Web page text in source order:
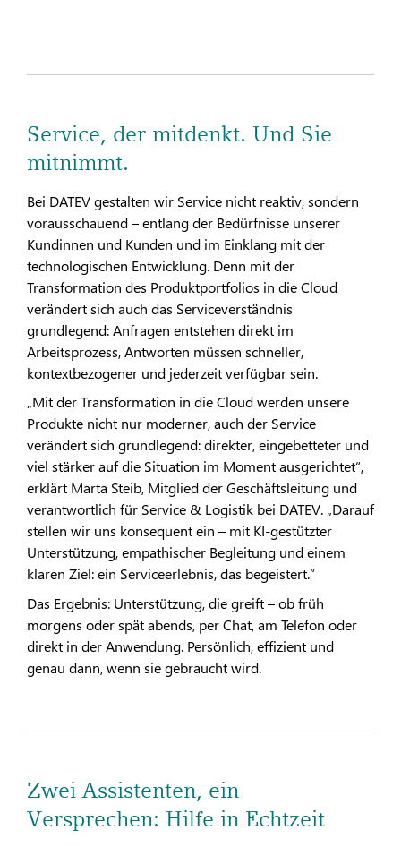
Service, der mitdenkt. Und Sie
mitnimmt.
Bei DATEV gestalten wir Service nicht reaktiv, sondern
vorausschauend – entlang der Bedürfnisse unserer
Kundinnen und Kunden und im Einklang mit der
technologischen Entwicklung. Denn mit der
Transformation des Produktportfolios in die Cloud
verändert sich auch das Serviceverständnis
grundlegend: Anfragen entstehen direkt im
Arbeitsprozess, Antworten müssen schneller,
kontextbezogener und jederzeit verfügbar sein.
„Mit der Transformation in die Cloud werden unsere
Produkte nicht nur moderner, auch der Service
verändert sich grundlegend: direkter, eingebetteter und
viel stärker auf die Situation im Moment ausgerichtet“,
erklärt Marta Steib, Mitglied der Geschäftsleitung und
verantwortlich für Service & Logistik bei DATEV. „Darauf
stellen wir uns konsequent ein – mit KI-gestützter
Unterstützung, empathischer Begleitung und einem
klaren Ziel: ein Serviceerlebnis, das begeistert.“
Das Ergebnis: Unterstützung, die greift – ob früh
morgens oder spät abends, per Chat, am Telefon oder
direkt in der Anwendung. Persönlich, effizient und
genau dann, wenn sie gebraucht wird.
Zwei Assistenten, ein
Versprechen: Hilfe in Echtzeit